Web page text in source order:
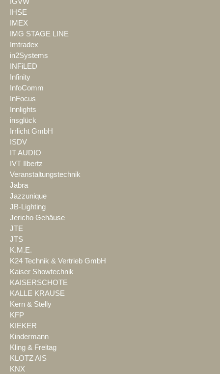
IGVW
IHSE
IMEX
IMG STAGE LINE
Imtradex
in2Systems
INFiLED
Infinity
InfoComm
InFocus
Innlights
insglück
Irrlicht GmbH
ISDV
IT AUDIO
IVT Ilbertz
Veranstaltungstechnik
Jabra
Jazzunique
JB-Lighting
Jericho Gehäuse
JTE
JTS
K.M.E.
K24 Technik & Vertrieb GmbH
Kaiser Showtechnik
KAISERSCHOTE
KALLE KRAUSE
Kern & Stelly
KFP
KIEKER
Kindermann
Kling & Freitag
KLOTZ AIS
KNX